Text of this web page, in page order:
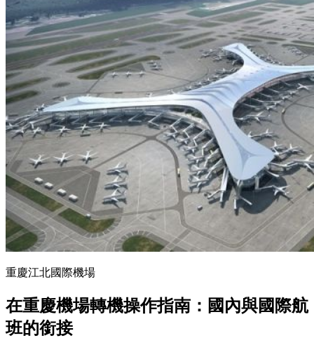
重慶江北國際機場
在重慶機場轉機操作指南：國內與國際航
班的銜接